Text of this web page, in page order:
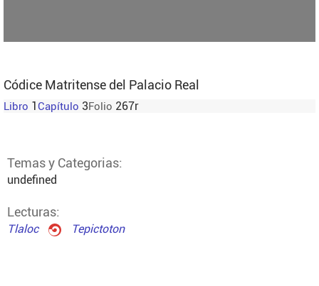
Códice Matritense del Palacio Real
Libro 1Capítulo 3Folio 267r
Temas y Categorias:
undefined
Lecturas:
Tlaloc Tepictoton